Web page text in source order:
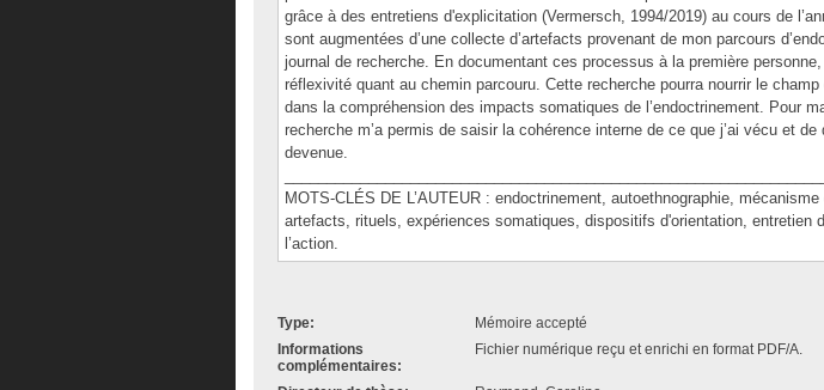
grâce à des entretiens d'explicitation (Vermersch, 1994/2019) au cours de
sont augmentées d’une collecte d’artefacts provenant de mon parcours
journal de recherche. En documentant ces processus à la première
réflexivité quant au chemin parcouru. Cette recherche pourra nourrir le
dans la compréhension des impacts somatiques de l’endoctrinement. Pour
recherche m’a permis de saisir la cohérence interne de ce que j’ai vécu et de
devenue.
MOTS-CLÉS DE L’AUTEUR : endoctrinement, autoethnographie,
artefacts, rituels, expériences somatiques, dispositifs d'orientation, entretien
l’action.
Type:
Mémoire accepté
Informations
complémentaires:
Fichier numérique reçu et enrichi en format PDF/A.